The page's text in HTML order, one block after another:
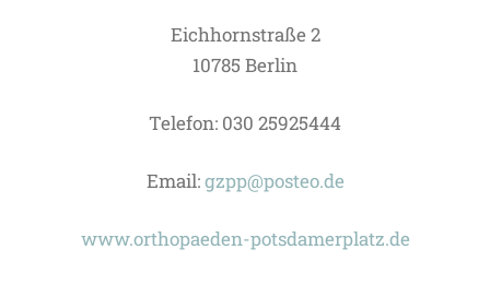
Eichhornstraße 2
10785 Berlin
Telefon: 030 25925444
Email:gzpp@posteo.de
www.orthopaeden-potsdamerplatz.de